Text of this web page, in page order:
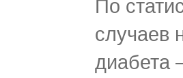
По
случаев
диабета